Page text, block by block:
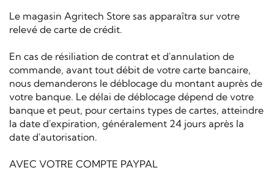
Le magasin Agritech Store sas apparaîtra sur votre
relevé de carte de crédit.
En cas de résiliation de contrat et d'annulation de
commande, avant tout débit de votre carte bancaire,
nous demanderons le déblocage du montant auprès de
votre banque. Le délai de déblocage dépend de votre
banque et peut, pour certains types de cartes, atteindre
la date d'expiration, généralement 24 jours après la
date d'autorisation.
AVEC VOTRE COMPTE PAYPAL